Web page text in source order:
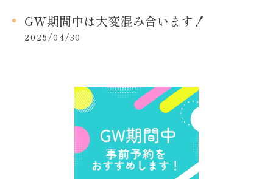
GW期間中は大変混み合います！
2025/04/30